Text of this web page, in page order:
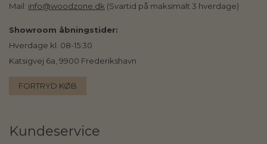
Mail: info@woodzone.dk (Svartid på maksimalt 3 hverdage)
Showroom åbningstider:
Hverdage kl. 08-15:30
Katsigvej 6a, 9900 Frederikshavn
FORTRYD KØB
Kundeservice